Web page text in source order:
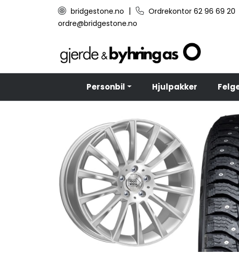
Skip to main contentbridgestone.no | Ordrekontor 62 96 69 20
ordre@bridgestone.no
Personbil Hjulpakker